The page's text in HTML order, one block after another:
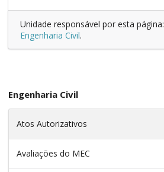
Unidade responsável por esta página:
Engenharia Civil.
Engenharia Civil
Atos Autorizativos
Avaliações do MEC